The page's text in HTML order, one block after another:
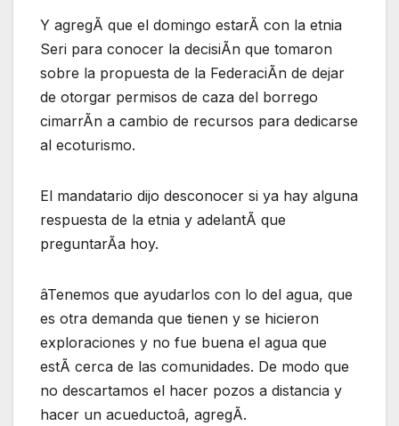
Y agregÃ que el domingo estarÃ con la etnia
Seri para conocer la decisiÃn que tomaron
sobre la propuesta de la FederaciÃn de dejar
de otorgar permisos de caza del borrego
cimarrÃn a cambio de recursos para dedicarse
al ecoturismo.
El mandatario dijo desconocer si ya hay alguna
respuesta de la etnia y adelantÃ que
preguntarÃa hoy.
âTenemos que ayudarlos con lo del agua, que
es otra demanda que tienen y se hicieron
exploraciones y no fue buena el agua que
estÃ cerca de las comunidades. De modo que
no descartamos el hacer pozos a distancia y
hacer un acueductoâ, agregÃ.